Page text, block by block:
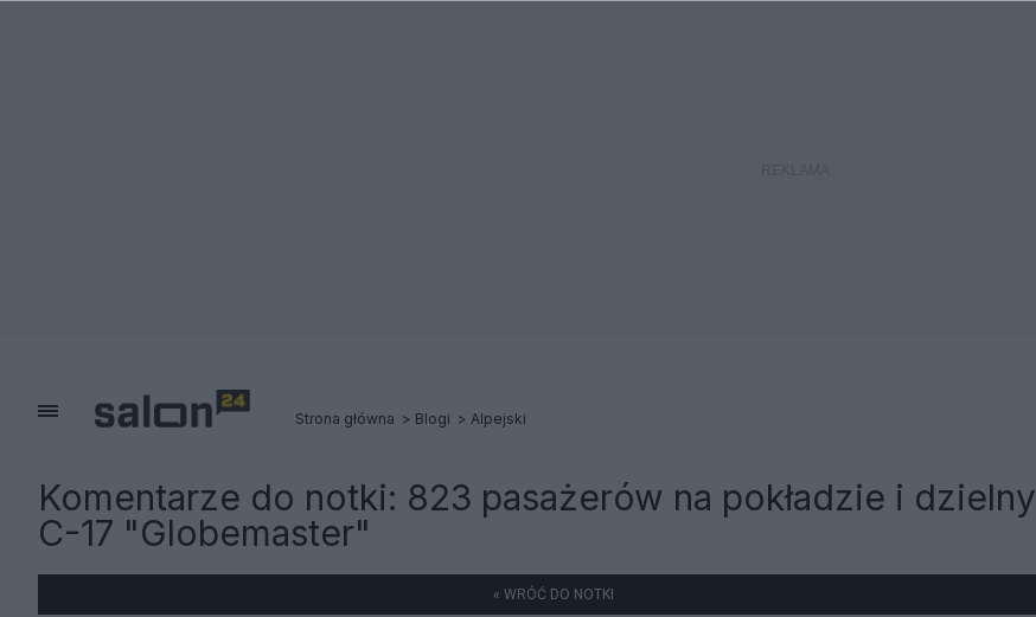
Strona główna Blogi Alpejski
Komentarze do notki: 823 pasażerów na pokładzie i dzielny
C-17 "Globemaster"
« WRÓĆ DO NOTKI